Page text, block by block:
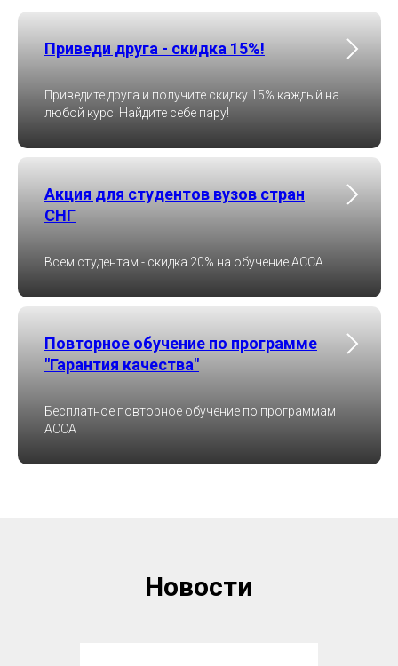
Приведи друга - скидка 15%!
Приведите друга и получите скидку 15% каждый на
любой курс. Найдите себе пару!
Акция для студентов вузов стран
СНГ
Всем студентам - скидка 20% на обучение ACCA
Повторное обучение по программе
"Гарантия качества"
Бесплатное повторное обучение по программам
ACCA
Новости